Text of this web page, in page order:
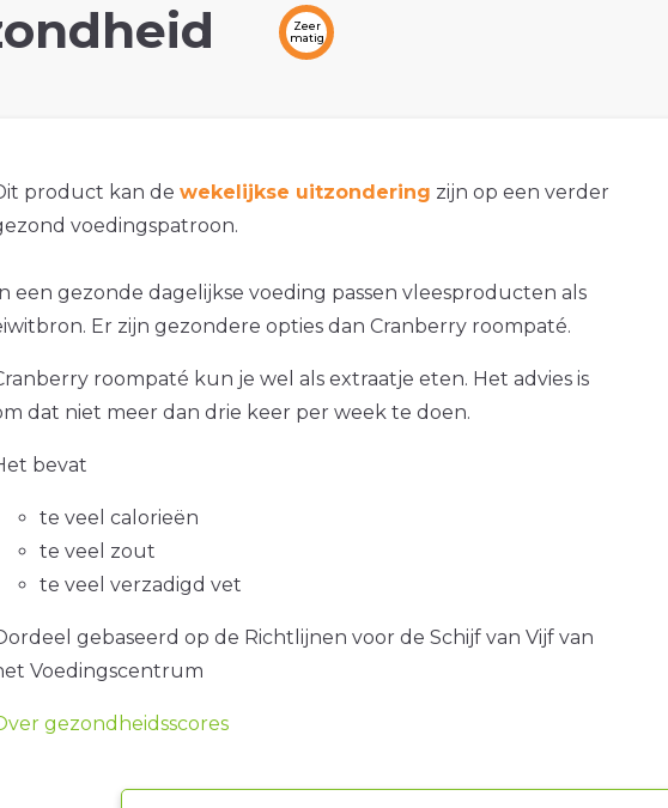
Zeer
matig
product kan de wekelijkse uitzondering zijn op een verder
voedingspatroon.
In een gezonde dagelijkse voeding passen vleesproducten als
Er zijn gezondere opties dan Cranberry roompaté.
roompaté kun je wel als extraatje eten. Het advies is
dat niet meer dan drie keer per week te doen.
bevat
te veel calorieën
te veel zout
te veel verzadigd vet
gebaseerd op de Richtlijnen voor de Schijf van Vijf van
Voedingscentrum
gezondheidsscores